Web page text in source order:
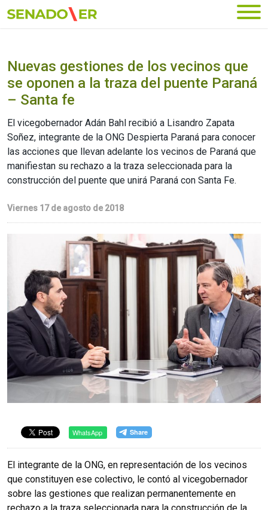
Ir al menú principal
Nuevas gestiones de los vecinos que
se oponen a la traza del puente Paraná
– Santa fe
El vicegobernador Adán Bahl recibió a Lisandro Zapata
Soñez, integrante de la ONG Despierta Paraná para conocer
las acciones que llevan adelante los vecinos de Paraná que
manifiestan su rechazo a la traza seleccionada para la
construcción del puente que unirá Paraná con Santa Fe.
Viernes 17 de agosto de 2018
WhatsApp
El integrante de la ONG, en representación de los vecinos
que constituyen ese colectivo, le contó al vicegobernador
sobre las gestiones que realizan permanentemente en
rechazo a la traza seleccionada para la construcción de la